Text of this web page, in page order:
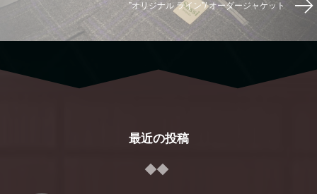
”オリジナル ライン”/ オーダージャケット
最近の投稿